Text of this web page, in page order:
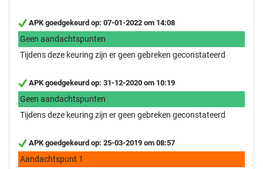
APK goedgekeurd op: 07-01-2022 om 14:08
Geen aandachtspunten
Tijdens deze keuring zijn er geen gebreken geconstateerd
APK goedgekeurd op: 31-12-2020 om 10:19
Geen aandachtspunten
Tijdens deze keuring zijn er geen gebreken geconstateerd
APK goedgekeurd op: 25-03-2019 om 08:57
Aandachtspunt 1